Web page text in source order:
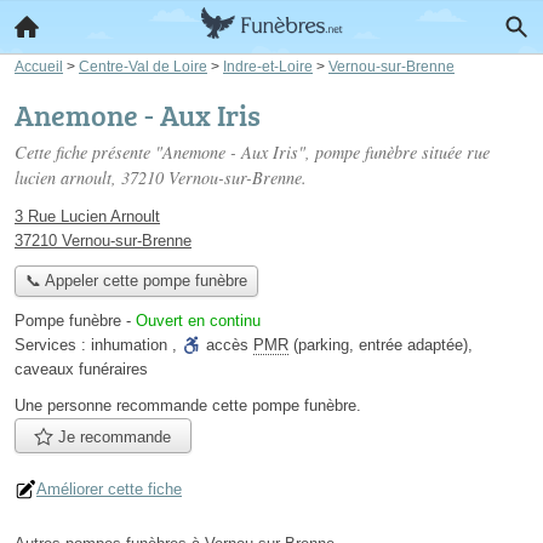
Accueil > Centre-Val de Loire > Indre-et-Loire > Vernou-sur-Brenne
Anemone - Aux Iris
Cette fiche présente "Anemone - Aux Iris", pompe funèbre située rue
lucien arnoult, 37210 Vernou-sur-Brenne.
3 Rue Lucien Arnoult
37210 Vernou-sur-Brenne
📞 Appeler cette pompe funèbre
Pompe funèbre - Ouvert en continu
Services : inhumation , accès PMR (parking, entrée adaptée),
caveaux funéraires
Une personne recommande cette pompe funèbre.
Je recommande
Améliorer cette fiche